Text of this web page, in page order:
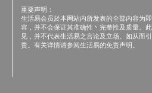
重要声明：
生活易会员於本网站内所发表的全部内容为
容，并不会保证其准确性丶完整性及质量。
见，并不代表生活易之言论及立场。如从而
责。有关详情请参阅生活易的免责声明。